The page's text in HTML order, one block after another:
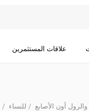
علاقات المستثمرين
للنساء
أون الأصابع